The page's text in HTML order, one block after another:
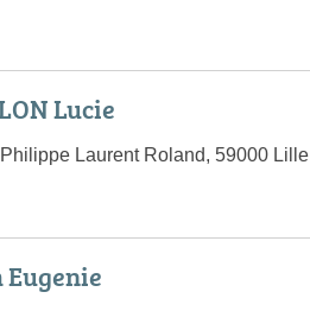
Lucie
Laurent Roland, 59000 Lille